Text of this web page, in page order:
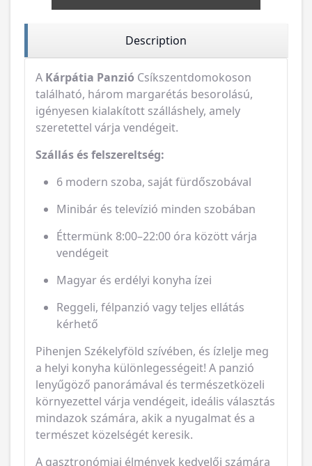
Kárpátia PanzióCsíkszentdomokoson
található, három margarétás besorolású,
igényesen kialakított szálláshely, amely
szeretettel várja vendégeit.
Szállás és felszereltség:
6 modern szoba, saját fürdőszobával
Minibár és televízió minden szobában
Éttermünk 8:00–22:00 óra között várja
vendégeit
Magyar és erdélyi konyha ízei
Reggeli, félpanzió vagy teljes ellátás
kérhető
Pihenjen Székelyföld szívében, és ízlelje meg
a helyi konyha különlegességeit!
lenyűgöző panorámával és természetközeli
környezettel várja vendégeit, ideális választás
mindazok számára, akik a nyugalmat és a
természet közelségét keresik.
A gasztronómiai élmények kedvelői számára
éttermünk a székely és magyar konyha ízeivel
várja vendégeit. Az étkezések során reggeli,